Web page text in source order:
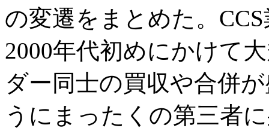
の変遷をまとめた。
2000年代初めにかけて
ダー同士の買収や合併
うにまったくの第三者